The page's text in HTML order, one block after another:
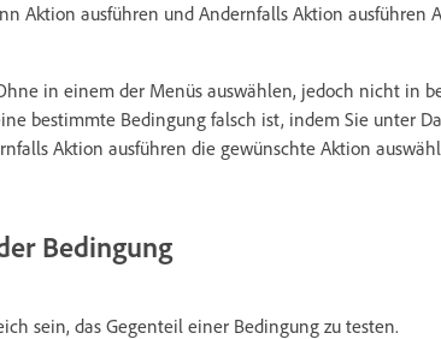
Aktion ausführen und Andernfalls Aktion ausführen
in einem der Menüs auswählen, jedoch nicht in
bestimmte Bedingung falsch ist, indem Sie unter
Aktion ausführen die gewünschte Aktion
Bedingung
sein, das Gegenteil einer Bedingung zu testen.